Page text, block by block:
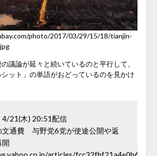
photo/2017/03/29/15/18/tianjin-
議論が延々と続いているのと平行して、
ット」の単語がおどっているのを見かけ
4/21(木) 20:51配信
通費　与野党6党が使途公開や返
開